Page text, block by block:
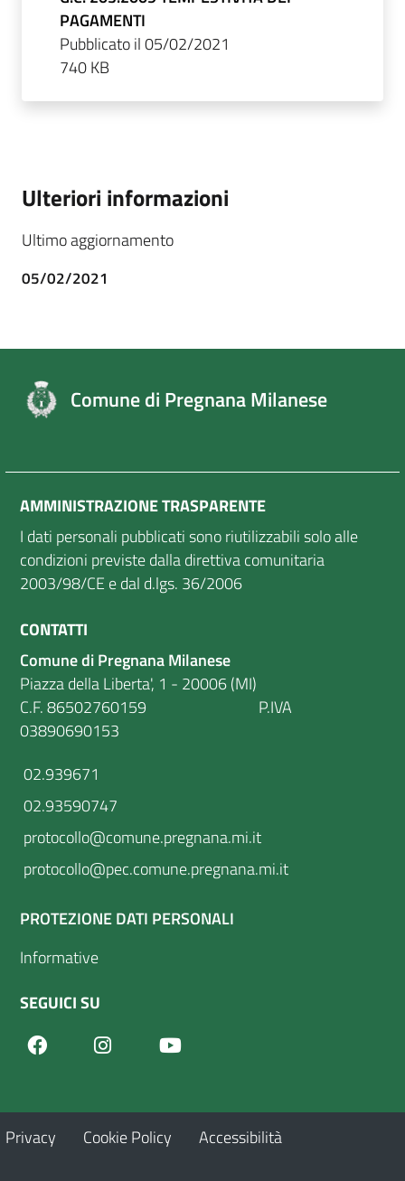
PAGAMENTI
Pubblicato il 05/02/2021
740 KB
Ulteriori informazioni
Ultimo aggiornamento
05/02/2021
Comune di Pregnana Milanese
AMMINISTRAZIONE TRASPARENTE
I dati personali pubblicati sono riutilizzabili solo alle
condizioni previste dalla direttiva comunitaria
2003/98/CE e dal d.lgs. 36/2006
CONTATTI
Comune di Pregnana Milanese
Piazza della Liberta', 1 - 20006 (MI)
C.F. 86502760159 P.IVA
03890690153
02.939671
02.93590747
protocollo@comune.pregnana.mi.it
protocollo@pec.comune.pregnana.mi.it
PROTEZIONE DATI PERSONALI
Informative
SEGUICI SU
FacebookInstagram
Privacy Cookie Policy Accessibilità